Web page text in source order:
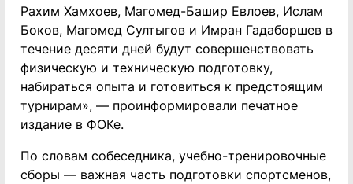
Рахим Хамхоев, Магомед-Башир Евлоев, Ислам
Боков, Магомед Султыгов и Имран Гадаборшев в
течение десяти дней будут совершенствовать
физическую и техническую подготовку,
набираться опыта и готовиться к предстоящим
турнирам», — проинформировали печатное
издание в ФОКе.
По словам собеседника, учебно-тренировочные
сборы — важная часть подготовки спортсменов,